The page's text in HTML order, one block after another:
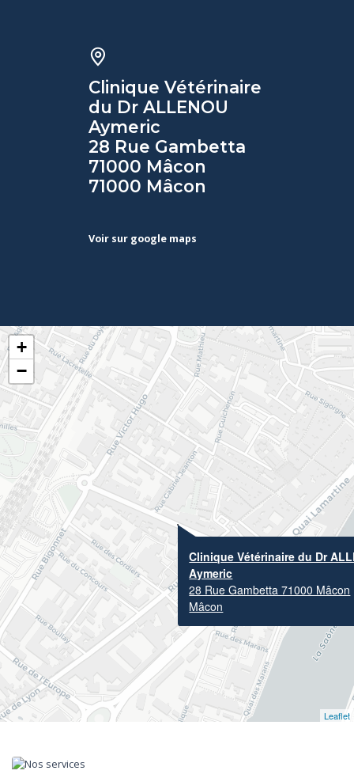
Clinique Vétérinaire
du Dr ALLENOU
Aymeric
28 Rue Gambetta
71000 Mâcon
71000 Mâcon
Voir sur google maps
Clinique Vétérinaire du Dr
Aymeric
28 Rue Gambetta 71000 Mâcon
Mâcon
+
−
Leaflet